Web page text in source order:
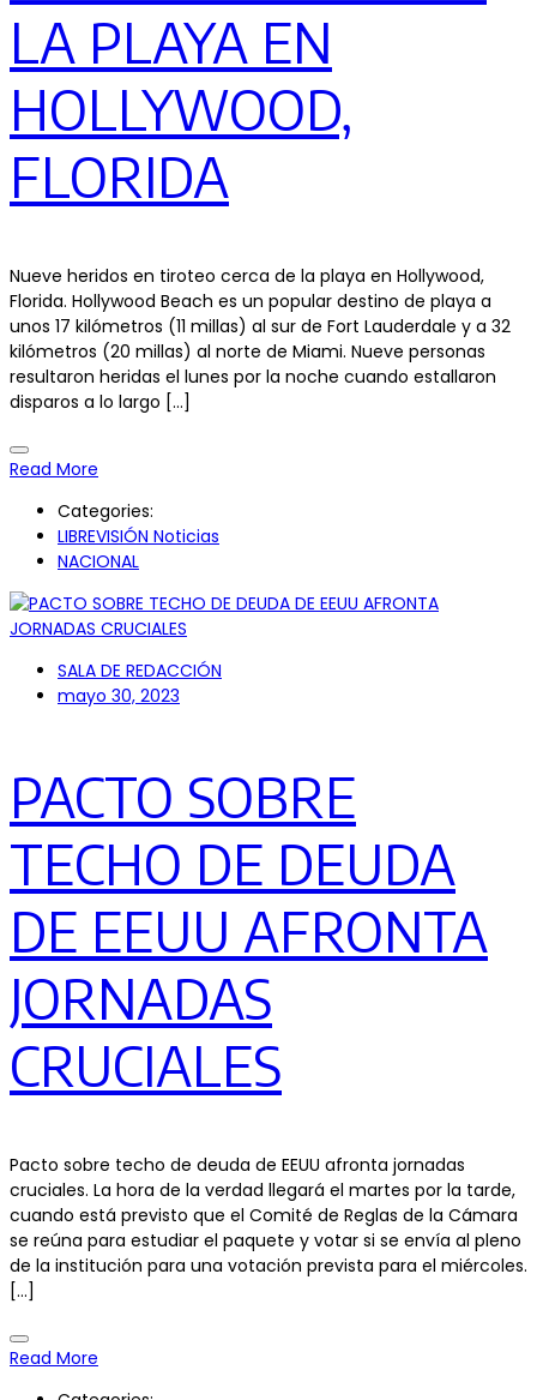
LA PLAYA EN
HOLLYWOOD,
FLORIDA
Nueve heridos en tiroteo cerca de la playa en Hollywood,
Florida. Hollywood Beach es un popular destino de playa a
unos 17 kilómetros (11 millas) al sur de Fort Lauderdale y a 32
kilómetros (20 millas) al norte de Miami. Nueve personas
resultaron heridas el lunes por la noche cuando estallaron
disparos a lo largo […]
Read More
Categories:
LIBREVISIÓN Noticias
NACIONAL
SALA DE REDACCIÓN
mayo 30, 2023
PACTO SOBRE
TECHO DE DEUDA
DE EEUU AFRONTA
JORNADAS
CRUCIALES
Pacto sobre techo de deuda de EEUU afronta jornadas
cruciales. La hora de la verdad llegará el martes por la tarde,
cuando está previsto que el Comité de Reglas de la Cámara
se reúna para estudiar el paquete y votar si se envía al pleno
de la institución para una votación prevista para el miércoles.
[…]
Read More